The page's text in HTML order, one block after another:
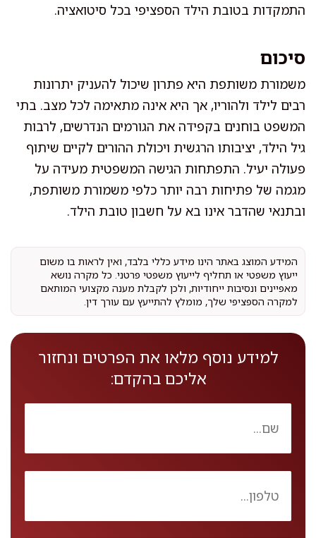
התמקדות בטובת הילד הספציפי בכל סיטואציה.
סיכום
משמורת משותפת היא פתרון שיכול להעניק יתרונות
רבים לילד ולהוריו, אך היא אינה מתאימה לכל מצב. בתי
המשפט בוחנים בקפידה את הגורמים הנדרשים, לרבות
גיל הילד, יציבותו הרגשית ויכולת ההורים לקיים שיתוף
פעולה יעיל. התפתחות הגישה המשפטית מעידה על
מגמה של פתיחות רבה יותר כלפי משמורת משותפת,
ובתנאי שהדבר אינו בא על חשבון טובת הילד.
המידע המוצג באתר הינו מידע כללי בלבד, ואין לראות בו משום
ייעוץ משפטי או תחליף לייעוץ משפטי פרטני. כל מקרה נושא
מאפיינים ונסיבות ייחודיות, ולכן לקבלת מענה מקצועי המותאם
למקרה הספציפי שלך, מומלץ להתייעץ עם עורך דין.
למידע נוסף מלאו את הפרטים ונחזור
אליכם בהקדם: